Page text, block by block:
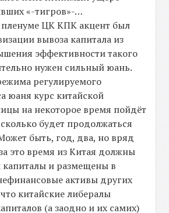
«-тигров»-…
ЦК КПК акцент был
вывоза капитала из
эффективности такого
нужен сильный юань.
регулируемого
юаня курс китайской
на некоторое время пойдёт
будет продолжаться
быть, год, два, но вряд
это время из Китая должны
и размещены в
активы других
китайские либералы
(а заодно и их самих)